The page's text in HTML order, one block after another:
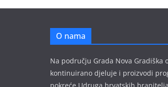
O nama
Na području Grada Nova Gradiška
kontinuirano djeluje i proizvodi
pokreće Udruga hrvatskih